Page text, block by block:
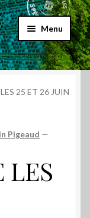
Menu
Ouvrir
25 ET 26 JUIN
Pigeaud —
LES